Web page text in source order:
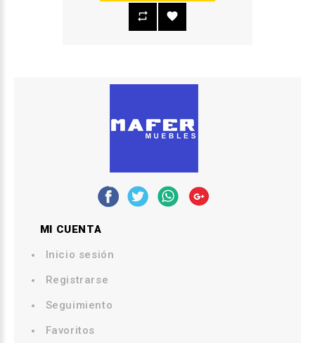
MI CUENTA
Inicio sesión
Registrarse
Seguimiento
Favoritos